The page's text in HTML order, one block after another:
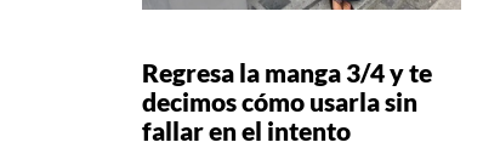
Regresa la manga 3/4 y te
decimos cómo usarla sin
fallar en el intento